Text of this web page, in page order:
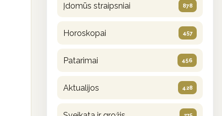
Įdomūs straipsniai 878
Horoskopai 457
Patarimai 456
Aktualijos 428